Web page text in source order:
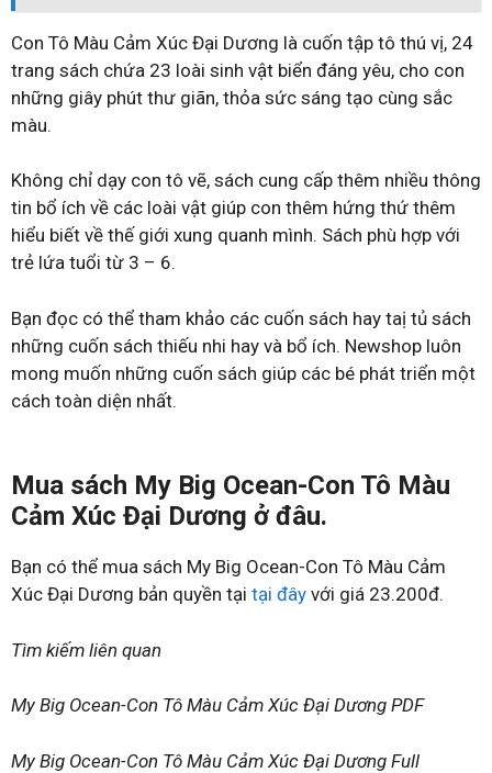
Con Tô Màu Cảm Xúc Đại Dương là cuốn tập tô thú vị, 24
trang sách chứa 23 loài sinh vật biển đáng yêu, cho con
những giây phút thư giãn, thỏa sức sáng tạo cùng sắc
màu.
Không chỉ dạy con tô vẽ, sách cung cấp thêm nhiều thông
tin bổ ích về các loài vật giúp con thêm hứng thứ thêm
hiểu biết về thế giới xung quanh mình. Sách phù hợp với
trẻ lứa tuổi từ 3 – 6.
Bạn đọc có thể tham khảo các cuốn sách hay taị tủ sách
những cuốn sách thiếu nhi hay và bổ ích. Newshop luôn
mong muốn những cuốn sách giúp các bé phát triển một
cách toàn diện nhất.
Mua sách My Big Ocean-Con Tô Màu
Cảm Xúc Đại Dương ở đâu.
Bạn có thể mua sách My Big Ocean-Con Tô Màu Cảm
Xúc Đại Dương bản quyền tại tại đây với giá 23.200đ.
Tìm kiếm liên quan
My Big Ocean-Con Tô Màu Cảm Xúc Đại Dương PDF
My Big Ocean-Con Tô Màu Cảm Xúc Đại Dương Full